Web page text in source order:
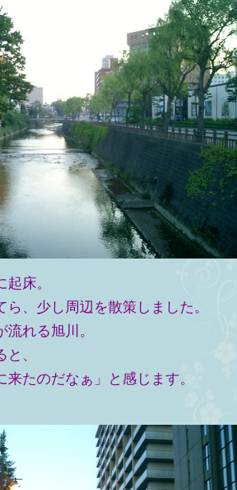
床。
ら、少し周辺を散策しました。
流れる旭川。
、
来たのだなぁ」と感じます。